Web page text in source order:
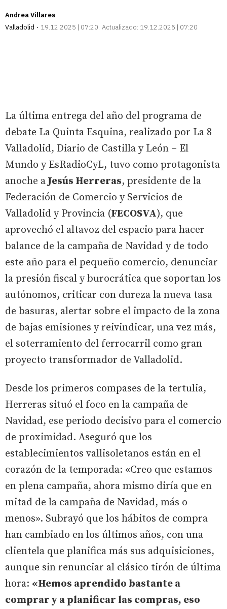
Andrea Villares
Valladolid
19.12.2025 | 07:20 Actualizado: 19.12.2025 | 07:20
La última entrega del año del programa de
debate La Quinta Esquina, realizado por La 8
Valladolid, Diario de Castilla y León – El
Mundo y EsRadioCyL, tuvo como protagonista
anoche a Jesús Herreras, presidente de la
Federación de Comercio y Servicios de
Valladolid y Provincia (FECOSVA), que
aprovechó el altavoz del espacio para hacer
balance de la campaña de Navidad y de todo
este año para el pequeño comercio, denunciar
la presión fiscal y burocrática que soportan los
autónomos, criticar con dureza la nueva tasa
de basuras, alertar sobre el impacto de la zona
de bajas emisiones y reivindicar, una vez más,
el soterramiento del ferrocarril como gran
proyecto transformador de Valladolid.
Desde los primeros compases de la tertulia,
Herreras situó el foco en la campaña de
Navidad, ese periodo decisivo para el comercio
de proximidad. Aseguró que los
establecimientos vallisoletanos están en el
corazón de la temporada: «Creo que estamos
en plena campaña, ahora mismo diría que en
mitad de la campaña de Navidad, más o
menos». Subrayó que los hábitos de compra
han cambiado en los últimos años, con una
clientela que planifica más sus adquisiciones,
aunque sin renunciar al clásico tirón de última
hora: «Hemos aprendido bastante a
comprar y a planificar las compras, eso